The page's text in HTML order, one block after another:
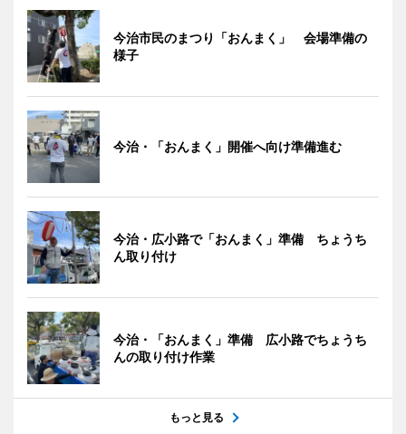
今治市民のまつり「おんまく」 会場準備の
様子
今治・「おんまく」開催へ向け準備進む
今治・広小路で「おんまく」準備 ちょうち
ん取り付け
今治・「おんまく」準備 広小路でちょうち
んの取り付け作業
もっと見る